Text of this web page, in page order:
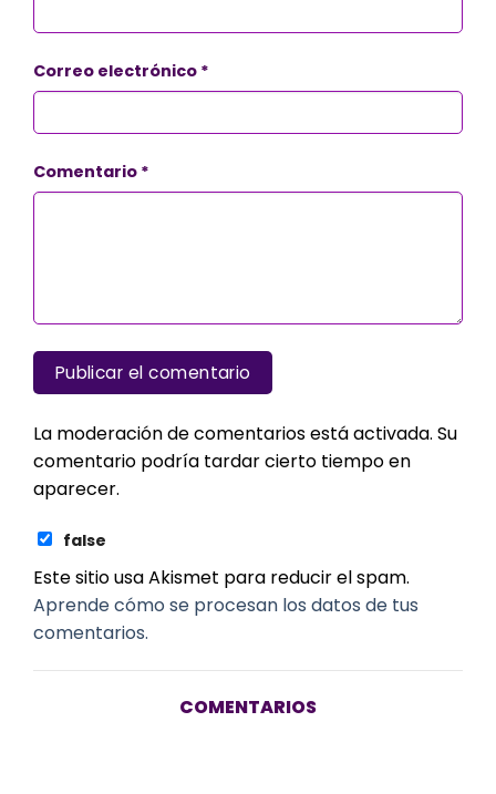
Correo electrónico *
Comentario *
La moderación de comentarios está activada. Su
comentario podría tardar cierto tiempo en
aparecer.
false
Este sitio usa Akismet para reducir el spam.
Aprende cómo se procesan los datos de tus
comentarios.
COMENTARIOS